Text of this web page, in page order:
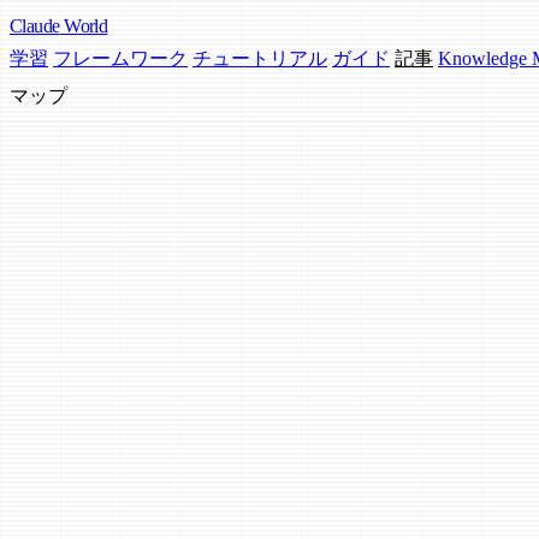
Claude World
学習 フレームワーク チュートリアル ガイド 記事 Knowledge
マップ